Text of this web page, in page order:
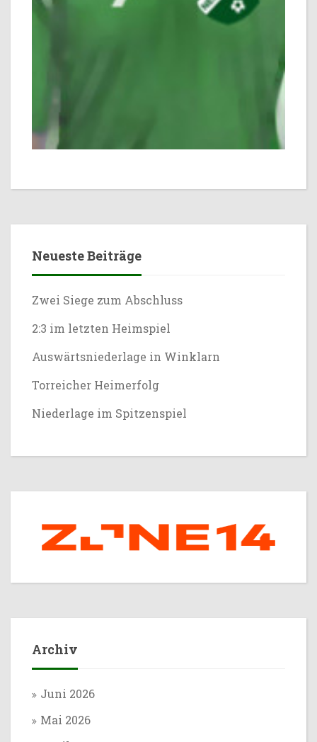
Neueste Beiträge
Zwei Siege zum Abschluss
2:3 im letzten Heimspiel
Auswärtsniederlage in Winklarn
Torreicher Heimerfolg
Niederlage im Spitzenspiel
Archiv
Juni 2026
Mai 2026